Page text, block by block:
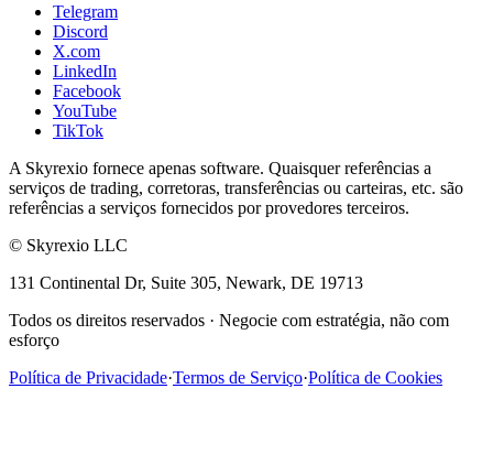
Telegram
Discord
X.com
LinkedIn
Facebook
YouTube
TikTok
A Skyrexio fornece apenas software. Quaisquer referências a
serviços de trading, corretoras, transferências ou carteiras, etc. são
referências a serviços fornecidos por provedores terceiros.
© Skyrexio LLC
131 Continental Dr, Suite 305, Newark, DE 19713
Todos os direitos reservados · Negocie com estratégia, não com
esforço
Política de Privacidade·Termos de Serviço·Política de Cookies